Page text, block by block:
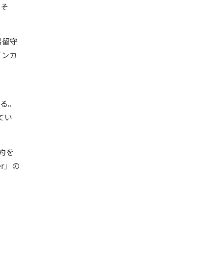
守
カ
。
い
を
」の